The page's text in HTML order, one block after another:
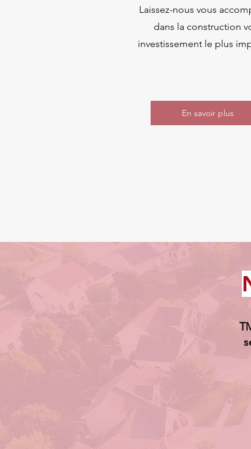
Laissez-nous vous
dans la construction
investissement le plus
En savoir plus